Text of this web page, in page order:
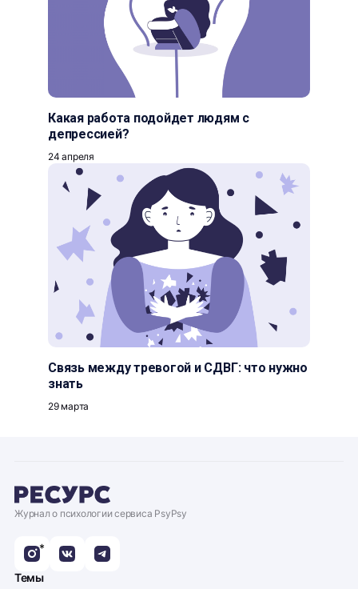
Какая работа подойдет людям с
депрессией?
24 апреля
Связь между тревогой и СДВГ: что нужно
знать
29 марта
Журнал о психологии сервиса PsyPsy
*
Темы